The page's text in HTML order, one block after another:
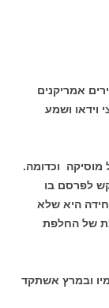
שלושה צעירים אמריקנים
וידאו ושמע
מוסיקה וכדומה.
לפרסם בו
היא שלא
של החלפת
ובמרץ אשתקד